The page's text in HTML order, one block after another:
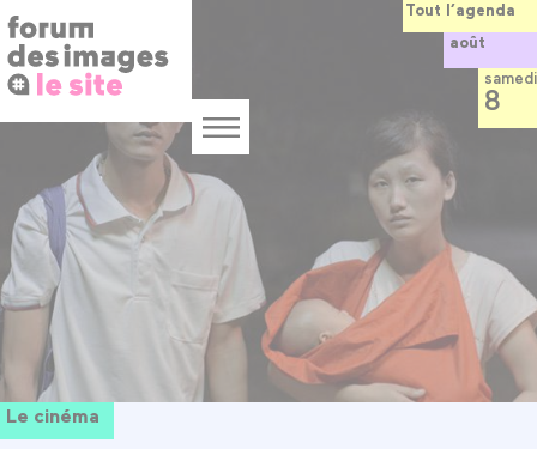
au
contenu
principal
Menu
Le cinéma
Tout l’agenda
août
samedi
8